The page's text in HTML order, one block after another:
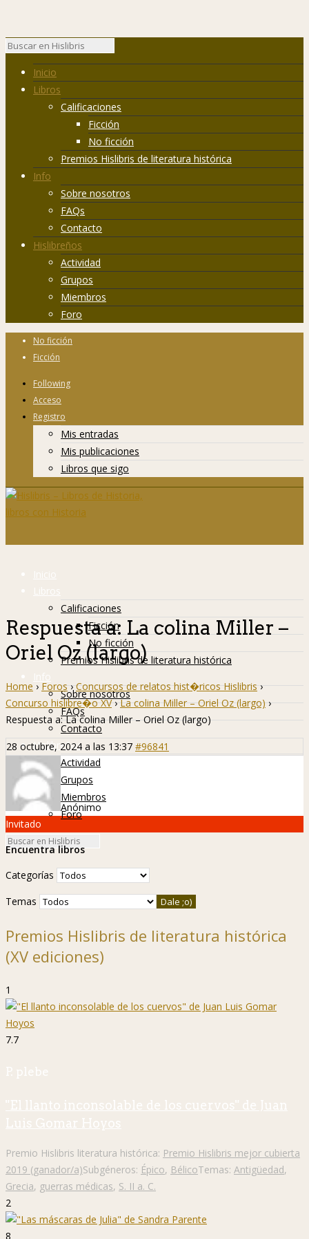
Inicio
Libros
Calificaciones
Ficción
No ficción
Premios Hislibris de literatura histórica
Info
Sobre nosotros
FAQs
Contacto
Hislibreños
Actividad
Grupos
Miembros
Foro
No ficción
Ficción
Following
Acceso
Registro
Mis entradas
Mis publicaciones
Libros que sigo
Inicio
Libros
Calificaciones
Ficción
No ficción
Premios Hislibris de literatura histórica
Info
Sobre nosotros
FAQs
Contacto
Hislibreños
Actividad
Grupos
Miembros
Foro
Respuesta a: La colina Miller –
Oriel Oz (largo)
Home › Foros › Concursos de relatos hist�ricos Hislibris ›
Concurso hislibre�o XV › La colina Miller – Oriel Oz (largo) ›
Respuesta a: La colina Miller – Oriel Oz (largo)
28 octubre, 2024 a las 13:37 #96841
Anónimo
Invitado
Encuentra libros
Categorías
Temas
Premios Hislibris de literatura histórica
(XV ediciones)
1
7.7
P. plebe
"El llanto inconsolable de los cuervos" de Juan
Luis Gomar Hoyos
Premio Hislibris literatura histórica: Premio Hislibris mejor cubierta
2019 (ganador/a)Subgéneros: Épico, BélicoTemas: Antigüedad,
Grecia, guerras médicas, S. II a. C.
2
8